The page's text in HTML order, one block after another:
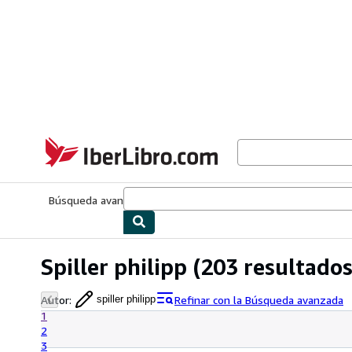
IberLibro.com
Búsqueda avanzada
Spiller philipp (203
Autor: spiller philipp
Refinar con la Búsqueda avanzada
1
2
3